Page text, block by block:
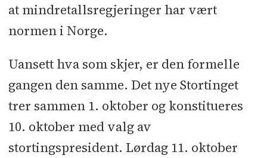
at mindretallsregjeringer har vært
normen i Norge.
Uansett hva som skjer, er den formelle
gangen den samme. Det nye Stortinget
trer sammen 1. oktober og konstitueres
10. oktober med valg av
stortingspresident. Lørdag 11. oktober